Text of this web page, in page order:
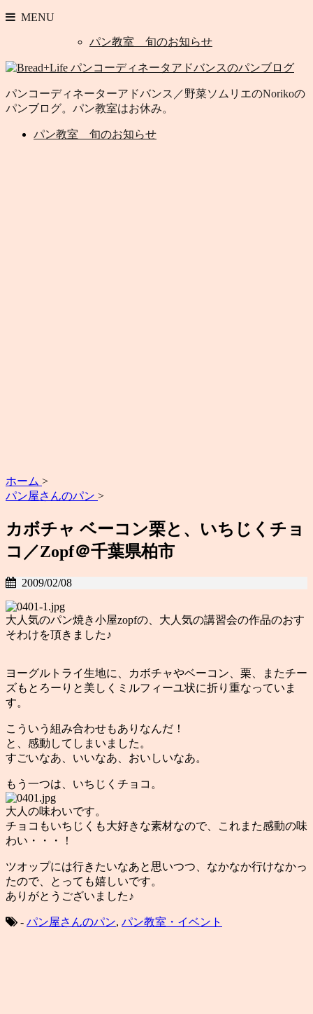
MENU
パン教室 旬のお知らせ
パンコーディネーターアドバンス／野菜ソムリエのNorikoの
パンブログ。パン教室はお休み。
パン教室 旬のお知らせ
ホーム >
パン屋さんのパン >
カボチャ ベーコン栗と、いちじくチョ
コ／Zopf＠千葉県柏市
2009/02/08
大人気のパン焼き小屋zopfの、大人気の講習会の作品のおす
そわけを頂きました♪
ヨーグルトライ生地に、カボチャやベーコン、栗、またチー
ズもとろーりと美しくミルフィーユ状に折り重なっていま
す。
こういう組み合わせもありなんだ！
と、感動してしまいました。
すごいなあ、いいなあ、おいしいなあ。
もう一つは、いちじくチョコ。
大人の味わいです。
チョコもいちじくも大好きな素材なので、これまた感動の味
わい・・・！
ツオップには行きたいなあと思いつつ、なかなか行けなかっ
たので、とっても嬉しいです。
ありがとうございました♪
- パン屋さんのパン, パン教室・イベント